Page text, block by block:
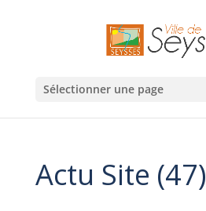
Sélectionner une page
Actu Site (47)